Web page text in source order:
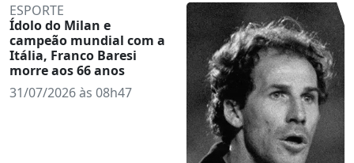
ESPORTE
Ídolo do Milan e
campeão mundial com a
Itália, Franco Baresi
morre aos 66 anos
31/07/2026 às 08h47